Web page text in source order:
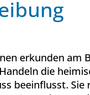
erkunden am
die
beeinflusst.